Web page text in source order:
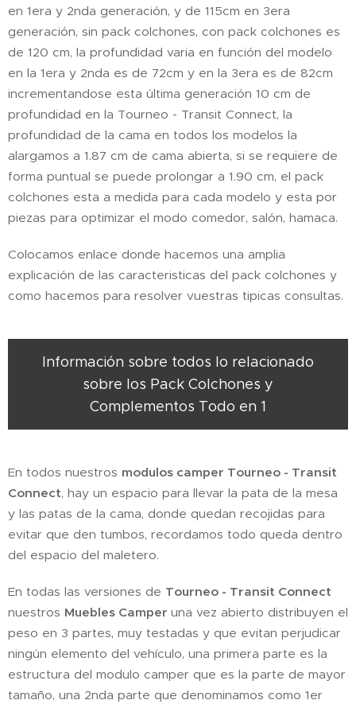
en 1era y 2nda generación, y de 115cm en 3era
generación, sin pack colchones, con pack colchones es
de 120 cm, la profundidad varia en función del modelo
en la 1era y 2nda es de 72cm y en la 3era es de 82cm
incrementandose esta última generación 10 cm de
profundidad en la Tourneo - Transit Connect, la
profundidad de la cama en todos los modelos la
alargamos a 1.87 cm de cama abierta, si se requiere de
forma puntual se puede prolongar a 1.90 cm, el pack
colchones esta a medida para cada modelo y esta por
piezas para optimizar el modo comedor, salón, hamaca.
Colocamos enlace donde hacemos una amplia
explicación de las caracteristicas del pack colchones y
como hacemos para resolver vuestras tipicas consultas.
Información sobre todos lo relacionado
sobre los Pack Colchones y
Complementos Todo en 1
En todos nuestros modulos camper Tourneo - Transit
Connect, hay un espacio para llevar la pata de la mesa
y las patas de la cama, donde quedan recojidas para
evitar que den tumbos, recordamos todo queda dentro
del espacio del maletero.
En todas las versiones de Tourneo - Transit Connect
nuestros Muebles Camper una vez abierto distribuyen el
peso en 3 partes, muy testadas y que evitan perjudicar
ningún elemento del vehículo, una primera parte es la
estructura del modulo camper que es la parte de mayor
tamaño, una 2nda parte que denominamos como 1er